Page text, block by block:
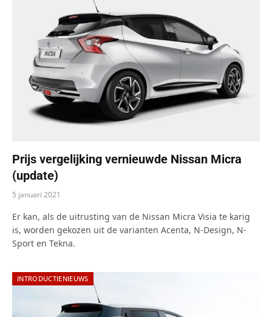
Prijs vergelijking vernieuwde Nissan Micra
(update)
5 januari 2021
Er kan, als de uitrusting van de Nissan Micra Visia te karig
is, worden gekozen uit de varianten Acenta, N-Design, N-
Sport en Tekna.
INTRODUCTIENIEUWS